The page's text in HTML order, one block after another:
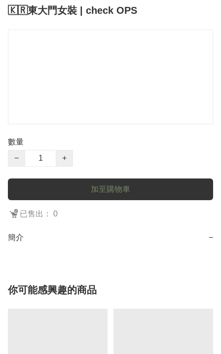
🇰🇷東大門女裝 | check OPS
數量
−
+
加至購物車
已售出： 0
簡介 −
你可能感興趣的商品